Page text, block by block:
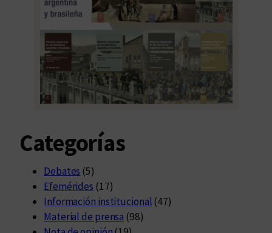
Categorías
Debates (5)
Efemérides (17)
Información institucional (47)
Material de prensa (98)